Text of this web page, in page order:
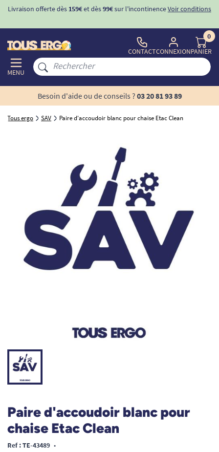
Livraison offerte dès 159€et dès99€sur l'incontinenceVoir conditions
MENU
CONTACTCONNEXION
0
PANIER
Besoin d'aide ou de conseils ? 03 20 81 93 89
Tous ergo SAV Paire d'accoudoir blanc pour chaise Etac Clean
Paire d'accoudoir blanc pour
chaise Etac Clean
Ref : TE-43489 •